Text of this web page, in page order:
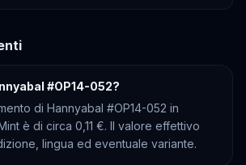
#OP14-052?
di Hannyabal #OP14-052 in
è di circa 0,11 €. Il valore effettivo
lingua ed eventuale variante.